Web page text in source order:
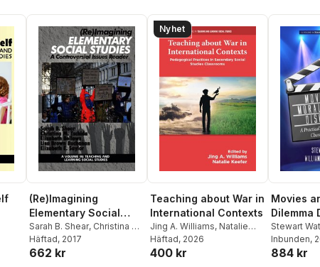
(Re)Imagining
Elementary Social
Studies
Sarah B. Shear, Christina M.
Tschida ,Elizabeth Bellows
Lisa B. Buchanan
Häftad, 2017
662 kr
Nyhet
Teaching about War in
International Contexts
Jing A. Williams, Natalie
Keefer
Häftad, 2026
400 kr
Movies
Dilemma
Stewart
Russell III,
Russell
Inbunden,
884 kr